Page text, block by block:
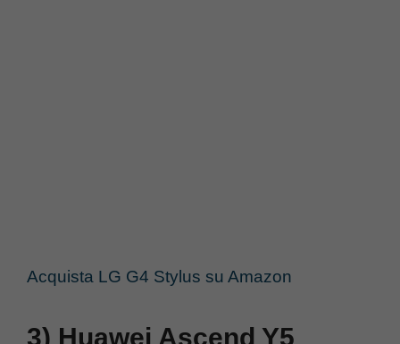
Acquista LG G4 Stylus su Amazon
3) Huawei Ascend Y5